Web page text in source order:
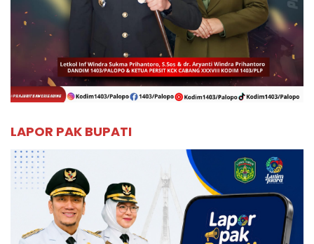
LAPOR PAK BUPATI